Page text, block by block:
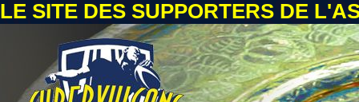
LE SITE DES SUPPORTERS DE